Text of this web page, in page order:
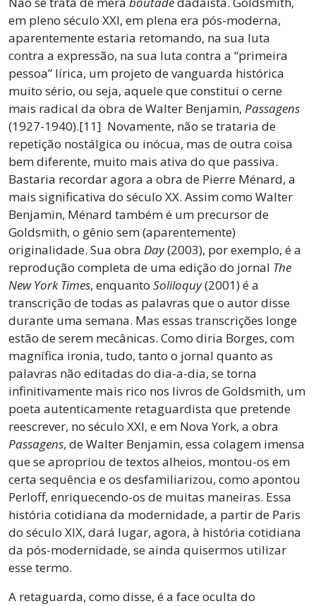
em pleno século XXI, em plena era pós-moderna,
aparentemente estaria retomando, na sua luta
contra a expressão, na sua luta contra a “primeira
pessoa” lírica, um projeto de vanguarda histórica
muito sério, ou seja, aquele que constitui o cerne
mais radical da obra de Walter Benjamin, Passagens
(1927-1940).[11] Novamente, não se trataria de
repetição nostálgica ou inócua, mas de outra coisa
bem diferente, muito mais ativa do que passiva.
Bastaria recordar agora a obra de Pierre Ménard, a
mais significativa do século XX. Assim como Walter
Benjamin, Ménard também é um precursor de
Goldsmith, o gênio sem (aparentemente)
originalidade. Sua obra Day(2003), por exemplo, é a
reprodução completa de uma edição do jornal The
New York Times, enquanto Soliloquy(2001) é a
transcrição de todas as palavras que o autor disse
durante uma semana. Mas essas transcrições longe
estão de serem mecânicas. Como diria Borges, com
magnífica ironia, tudo, tanto o jornal quanto as
palavras não editadas do dia-a-dia, se torna
infinitivamente mais rico nos livros de Goldsmith, um
poeta autenticamente retaguardista que pretende
reescrever, no século XXI, e em Nova York, a obra
Passagens, de Walter Benjamin, essa colagem imensa
que se apropriou de textos alheios, montou-os em
certa sequência e os desfamiliarizou, como apontou
Perloff, enriquecendo-os de muitas maneiras. Essa
história cotidiana da modernidade, a partir de Paris
do século XIX, dará lugar, agora, à história cotidiana
da pós-modernidade, se ainda quisermos utilizar
esse termo.
A retaguarda, como disse, é a face oculta do